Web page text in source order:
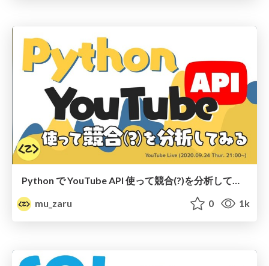
Python で YouTube API 使って競合(?)を分析してみる
mu_zaru
0 1k